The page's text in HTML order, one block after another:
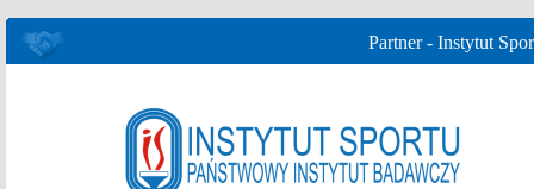
Partner - Instytut